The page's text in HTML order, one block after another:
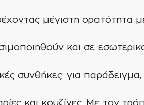
μέγιστη ορατότητα
και σε
συνθήκες: για